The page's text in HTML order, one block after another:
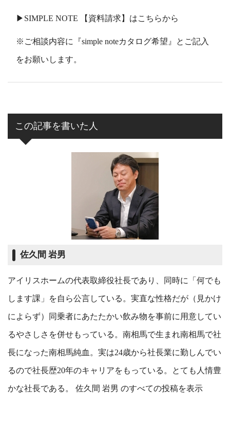
▶ ︎SIMPLE NOTE 【資料請求】はこちらから
※ご相談内容に『simple noteカタログ希望』とご記入
をお願いします。
この記事を書いた人
佐久間 岩男
アイリスホームの代表取締役社長であり、同時に「何でも
します課」を自ら公言している。実直な性格だが（見かけ
によらず）同乗者にあたたかい飲み物を事前に用意してい
るやさしさを併せもっている。南相馬で生まれ南相馬で社
長になった南相馬純血。実は24歳から社長業に勤しんでい
るので社長歴20年のキャリアをもっている。とても人情豊
かな社長である。 佐久間 岩男 のすべての投稿を表示